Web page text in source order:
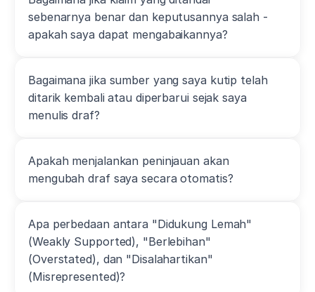
sebenarnya benar dan keputusannya salah -
apakah saya dapat mengabaikannya?
Bagaimana jika sumber yang saya kutip telah
ditarik kembali atau diperbarui sejak saya
menulis draf?
Apakah menjalankan peninjauan akan
mengubah draf saya secara otomatis?
Apa perbedaan antara "Didukung Lemah"
(Weakly Supported), "Berlebihan"
(Overstated), dan "Disalahartikan"
(Misrepresented)?